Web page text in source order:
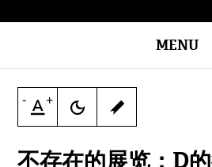
MENU
- +
不存在的展览：D